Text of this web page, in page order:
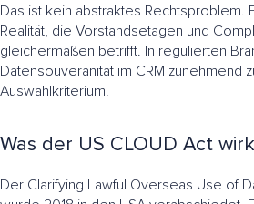
Das ist kein abstraktes Rechtsproblem.
Realität, die Vorstandsetagen und
gleichermaßen betrifft. In regulierten
Datensouveränität im CRM zunehmend
Auswahlkriterium.
Was der US CLOUD Act
Der Clarifying Lawful Overseas Use of